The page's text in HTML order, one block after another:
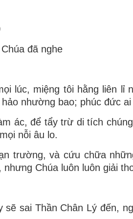
đã nghe
lúc, miệng tôi hằng liên lỉ
nhường bao; phúc đức
ác, để tẩy trừ di tích
nỗi âu lo.
trường, và cứu chữa
Chúa luôn luôn giải
sẽ sai Thần Chân Lý đến,